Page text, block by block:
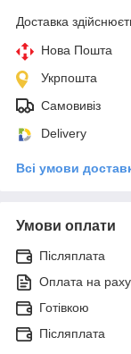
Доставка
Нова Пошта
Укрпошта
Самовивіз
Delivery
Всі умови
Умови оплати
Післяплата
Оплата на
Готівкою
Післяплата